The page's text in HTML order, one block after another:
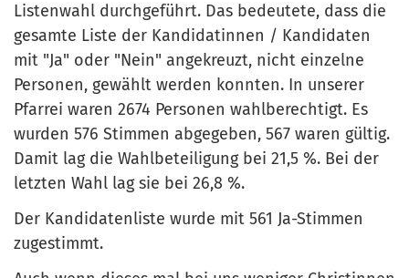
Listenwahl durchgeführt. Das bedeutete, dass die
gesamte Liste der Kandidatinnen / Kandidaten
mit "Ja" oder "Nein" angekreuzt, nicht einzelne
Personen, gewählt werden konnten. In unserer
Pfarrei waren 2674 Personen wahlberechtigt. Es
wurden 576 Stimmen abgegeben, 567 waren gültig.
Damit lag die Wahlbeteiligung bei 21,5 %. Bei der
letzten Wahl lag sie bei 26,8 %.
Der Kandidatenliste wurde mit 561 Ja-Stimmen
zugestimmt.